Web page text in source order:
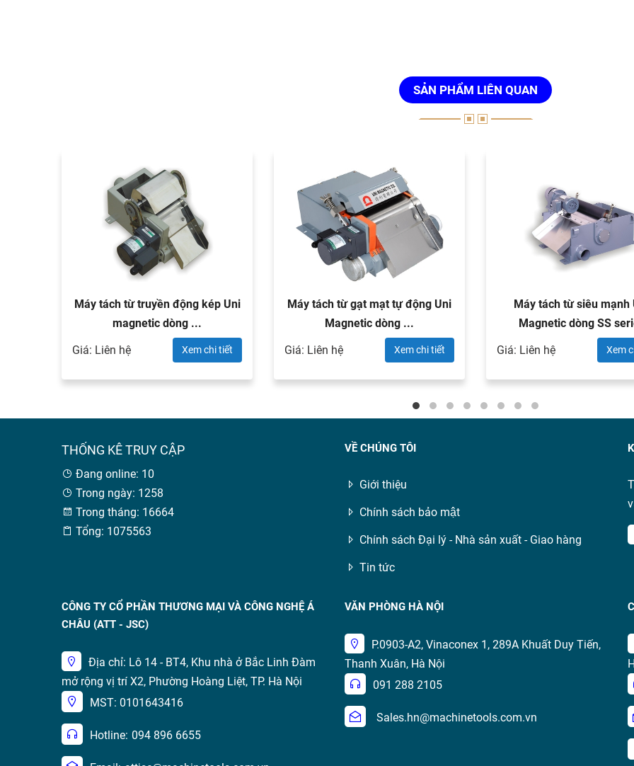
SẢN PHẨM LIÊN QUAN
Máy tách từ truyền động kép Uni
magnetic dòng ...
Giá: Liên hệ
Xem chi tiết
Máy tách từ gạt mạt tự động Uni
Magnetic dòng ...
Giá: Liên hệ
Xem chi tiết
Máy tách từ siêu mạnh
Magnetic dòng SS
Giá: Liên hệ
Xem
THỐNG KÊ TRUY CẬP
Đang online: 10
Trong ngày: 1258
Trong tháng: 16664
Tổng: 1075563
VỀ CHÚNG TÔI
Giới thiệu
Chính sách bảo mật
Chính sách Đại lý - Nhà sản xuất - Giao hàng
Tin tức
CÔNG TY CỔ PHẦN THƯƠNG MẠI VÀ CÔNG NGHỆ Á
CHÂU (ATT - JSC)
Địa chỉ: Lô 14 - BT4, Khu nhà ở Bắc Linh Đàm
mở rộng vị trí X2, Phường Hoàng Liệt, TP. Hà Nội
MST: 0101643416
Hotline: 094 896 6655
VĂN PHÒNG HÀ NỘI
P.0903-A2, Vinaconex 1, 289A Khuất Duy Tiến,
Thanh Xuân, Hà Nội
091 288 2105
Sales.hn@machinetools.com.vn